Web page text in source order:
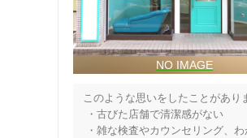
設備の特徴
キッズス
女性スタ
このような思いをしたことがあり
・古びた店舗で清潔感がない
・雑な検査やカウンセリング、